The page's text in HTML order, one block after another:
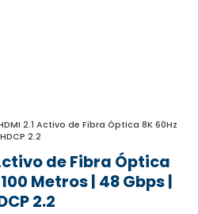
2.1 Activo de Fibra Óptica 8K 60Hz
2.2
de Fibra Óptica
100 Metros | 48 Gbps |
2.2